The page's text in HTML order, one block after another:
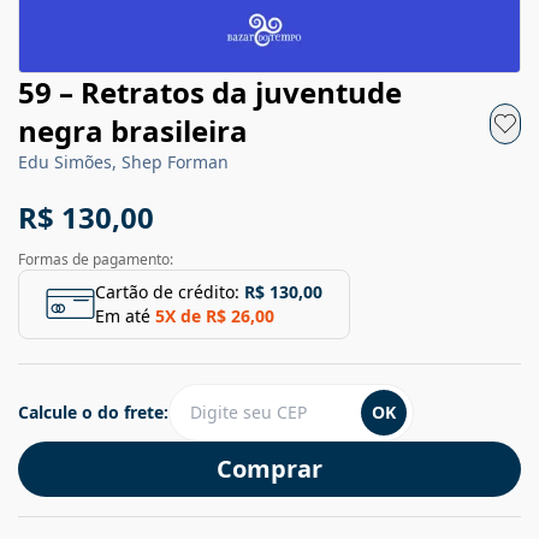
59 – Retratos da juventude
negra brasileira
Edu Simões, Shep Forman
R$ 130,00
Formas de pagamento:
Cartão de crédito: R$ 130,00
Em até 5X de R$ 26,00
Comprar
Calcule o do frete: OK